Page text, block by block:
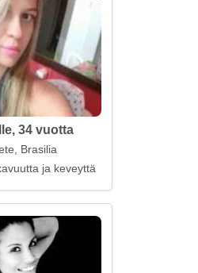
34 vuotta
Brasilia
ja keveyttä